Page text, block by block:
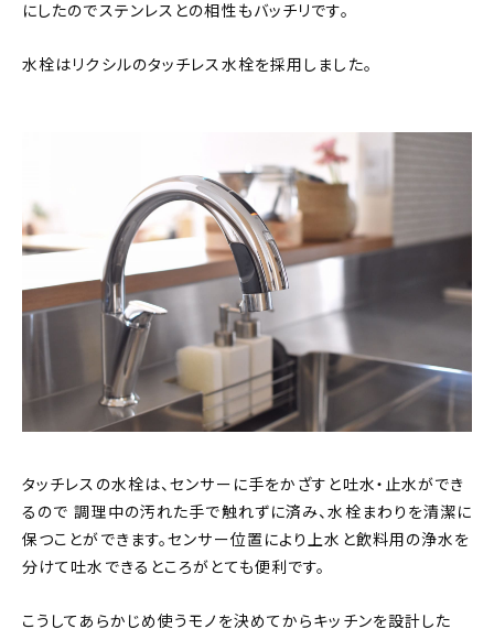
にしたのでステンレスとの相性もバッチリです。
水栓はリクシルのタッチレス水栓を採用しました。
タッチレスの水栓は、センサーに手をかざすと吐水・止水ができ
るので 調理中の汚れた手で触れずに済み、水栓まわりを清潔に
保つことができます。センサー位置により上水と飲料用の浄水を
分けて吐水できるところがとても便利です。
こうしてあらかじめ使うモノを決めてからキッチンを設計した